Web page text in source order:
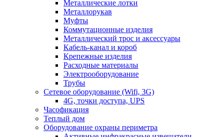
Металлические лотки
Металлорукав
Муфты
Коммутационные изделия
Металлический трос и аксессуары
Кабель-канал и короб
Крепежные изделия
Расходные материалы
Электрооборудование
Трубы
Сетевое оборудование (Wifi, 3G)
4G, точки доступа, UPS
Часофикация
Теплый дом
Оборудование охраны периметра